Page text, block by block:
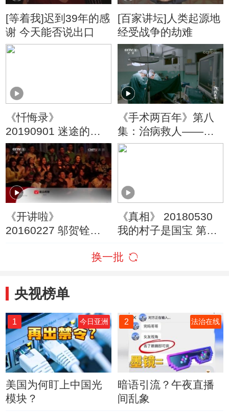
[等着我]迟到39年的感
谢 今天能否说出口
[百家讲坛]人类起源地
经受战争的劫难
《忏悔录》
20190901 迷途的少
年
《手术两百年》第八
集：治病救人——医
生独一无二的特权
《开讲啦》
20160227 邬贺铨：
《真相》 20180530
我的村子是国宝 第三
换一批
央视榜单
1 今日亚洲
美国为何盯上中国光
模块？
2 法治在线
暗语引流？午夜直播
间乱象